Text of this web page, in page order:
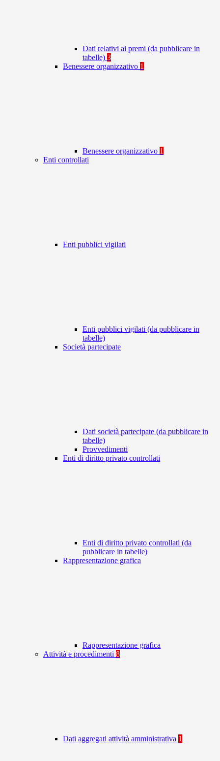
Dati relativi ai premi (da pubblicare in
tabelle) 3
Benessere organizzativo 1
Benessere organizzativo 1
Enti controllati
Enti pubblici vigilati
Enti pubblici vigilati (da pubblicare in
tabelle)
Società partecipate
Dati società partecipate (da pubblicare in
tabelle)
Provvedimenti
Enti di diritto privato controllati
Enti di diritto privato controllati (da
pubblicare in tabelle)
Rappresentazione grafica
Rappresentazione grafica
Attività e procedimenti 8
Dati aggregati attività amministrativa 1